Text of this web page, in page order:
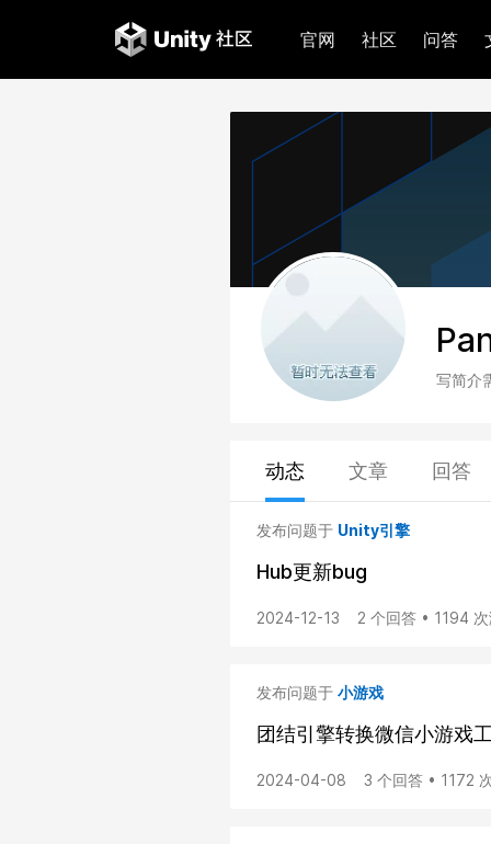
官网 社区 问答
写简介
动态 文章 回答
发布问题于 Unity引擎
Hub更新bug
2024-12-13 2 个回答 • 1194
发布问题于 小游戏
团结引擎转换微信小游戏
2024-04-08 3 个回答 • 1172